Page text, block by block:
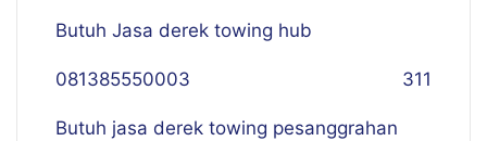
Butuh Jasa derek towing hub
081385550003 311
Butuh jasa derek towing pesanggrahan